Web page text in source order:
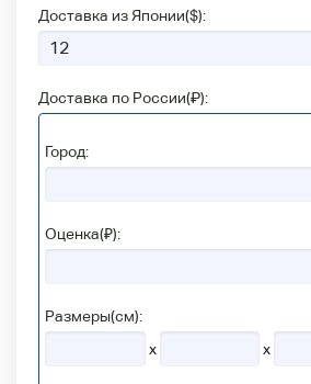
Доставка из Японии($):
Доставка по России(₽):
Город:
Оценка(₽):
Размеры(см):
x
x